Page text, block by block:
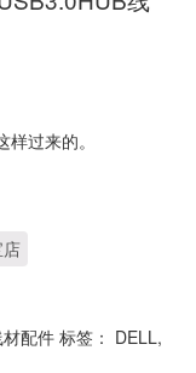
过来的。
配件 标签： DELL,